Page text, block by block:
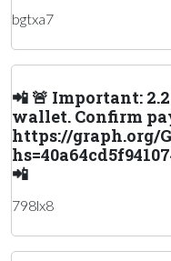
bgtxa7
📲 🚨 Important:
wallet. Confirm
https://graph.org/
📲
798lx8